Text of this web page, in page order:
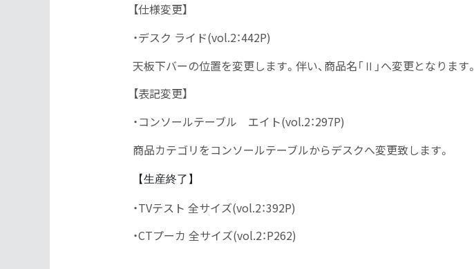
【仕様変更】
・デスク ライド(vol.2：442P)
天板下バーの位置を変更します。伴い、商品名「Ⅱ」へ変更となります。
【表記変更】
・コンソールテーブル エイト(vol.2：297P)
商品カテゴリをコンソールテーブルからデスクへ変更致します。
【生産終了】
・TVテスト 全サイズ(vol.2：392P)
・CTプーカ 全サイズ(vol.2：P262)